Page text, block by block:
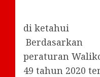
di ketahui
Berdasarkan
peraturan
49 tahun 2020